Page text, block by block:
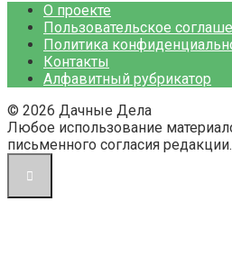
О проекте
Пользовательское
Политика
Контакты
Алфавитный рубрикатор
© 2026 Дачные Дела
Любое использование
письменного согласия редакции.